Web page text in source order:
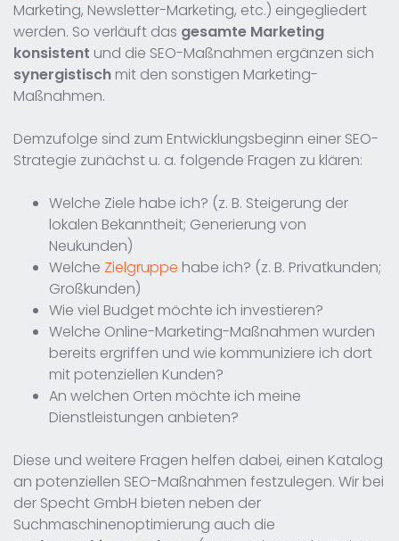
Marketing, Newsletter-Marketing, etc.) eingegliedert
werden. So verläuft das gesamte Marketing
konsistent und die SEO-Maßnahmen ergänzen sich
synergistisch mit den sonstigen Marketing-
Maßnahmen.
Demzufolge sind zum Entwicklungsbeginn einer SEO-
Strategie zunächst u. a. folgende Fragen zu klären:
Welche Ziele habe ich? (z. B. Steigerung der
lokalen Bekanntheit; Generierung von
Neukunden)
Welche Zielgruppe habe ich? (z. B. Privatkunden;
Großkunden)
Wie viel Budget möchte ich investieren?
Welche Online-Marketing-Maßnahmen wurden
bereits ergriffen und wie kommuniziere ich dort
mit potenziellen Kunden?
An welchen Orten möchte ich meine
Dienstleistungen anbieten?
Diese und weitere Fragen helfen dabei, einen Katalog
an potenziellen SEO-Maßnahmen festzulegen. Wir bei
der Specht GmbH bieten neben der
Suchmaschinenoptimierung auch die